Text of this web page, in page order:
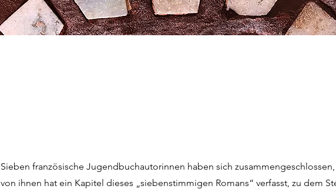
Sieben französische Jugendbuchautorinnen haben sich
von ihnen hat ein Kapitel dieses „siebenstimmigen Romans“ verfasst, zu dem